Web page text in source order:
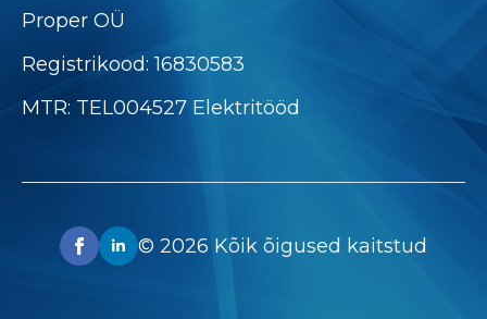
Proper OÜ
Registrikood: 16830583
MTR: TEL004527 Elektritööd
© 2026 Kõik õigused kaitstud